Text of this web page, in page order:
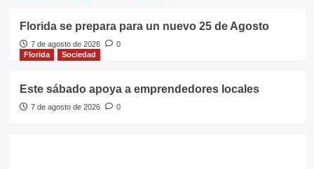
Florida se prepara para un nuevo 25 de Agosto
7 de agosto de 2026
0
Florida
Sociedad
Este sábado apoya a emprendedores locales
7 de agosto de 2026 0